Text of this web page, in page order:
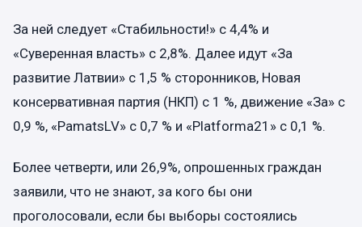
За ней следует «Стабильности!» с 4,4% и
«Суверенная власть» с 2,8%. Далее идут «За
развитие Латвии» с 1,5 % сторонников, Новая
консервативная партия (НКП) с 1 %, движение «За» с
0,9 %, «PamatsLV» с 0,7 % и «Platforma21» с 0,1 %.
Более четверти, или 26,9%, опрошенных граждан
заявили, что не знают, за кого бы они
проголосовали, если бы выборы состоялись